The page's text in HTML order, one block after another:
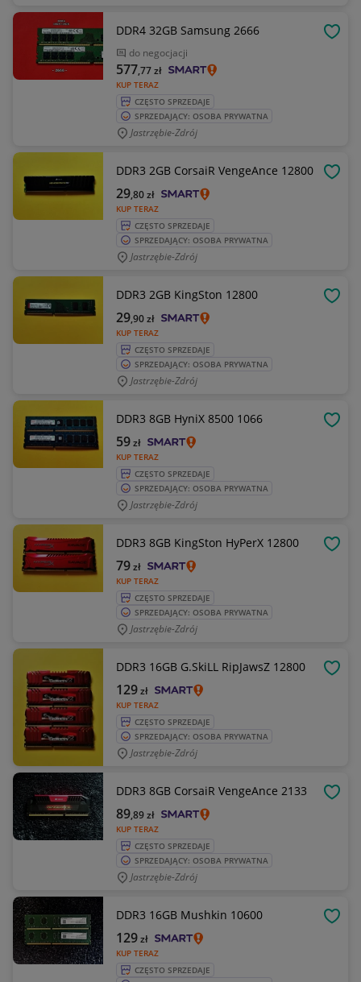
DDR4 32GB Samsung 2666
do negocjacji
KUP TERAZ
577,77zł
CZĘSTO SPRZEDAJE
SPRZEDAJĄCY: OSOBA PRYWATNA
Jastrzębie-Zdrój
DDR3 2GB CorsaiR VengeAnce 12800
KUP TERAZ
29,80zł
CZĘSTO SPRZEDAJE
SPRZEDAJĄCY: OSOBA PRYWATNA
Jastrzębie-Zdrój
DDR3 2GB KingSton 12800
KUP TERAZ
29,90zł
CZĘSTO SPRZEDAJE
SPRZEDAJĄCY: OSOBA PRYWATNA
Jastrzębie-Zdrój
DDR3 8GB HyniX 8500 1066
KUP TERAZ
59zł
CZĘSTO SPRZEDAJE
SPRZEDAJĄCY: OSOBA PRYWATNA
Jastrzębie-Zdrój
DDR3 8GB KingSton HyPerX 12800
KUP TERAZ
79zł
CZĘSTO SPRZEDAJE
SPRZEDAJĄCY: OSOBA PRYWATNA
Jastrzębie-Zdrój
DDR3 16GB G.SkiLL RipJawsZ 12800
KUP TERAZ
129zł
CZĘSTO SPRZEDAJE
SPRZEDAJĄCY: OSOBA PRYWATNA
Jastrzębie-Zdrój
DDR3 8GB CorsaiR VengeAnce 2133
KUP TERAZ
89,89zł
CZĘSTO SPRZEDAJE
SPRZEDAJĄCY: OSOBA PRYWATNA
Jastrzębie-Zdrój
DDR3 16GB Mushkin 10600
KUP TERAZ
129zł
CZĘSTO SPRZEDAJE